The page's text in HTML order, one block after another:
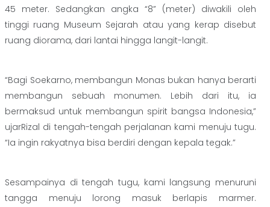
45 meter. Sedangkan angka “8” (meter) diwakili oleh
tinggi ruang Museum Sejarah atau yang kerap disebut
ruang diorama, dari lantai hingga langit-langit.
“Bagi Soekarno, membangun Monas bukan hanya berarti
membangun sebuah monumen. Lebih dari itu, ia
bermaksud untuk membangun spirit bangsa Indonesia,”
ujarRizal di tengah-tengah perjalanan kami menuju tugu.
“Ia ingin rakyatnya bisa berdiri dengan kepala tegak.”
Sesampainya di tengah tugu, kami langsung menuruni
tangga menuju lorong masuk berlapis marmer.